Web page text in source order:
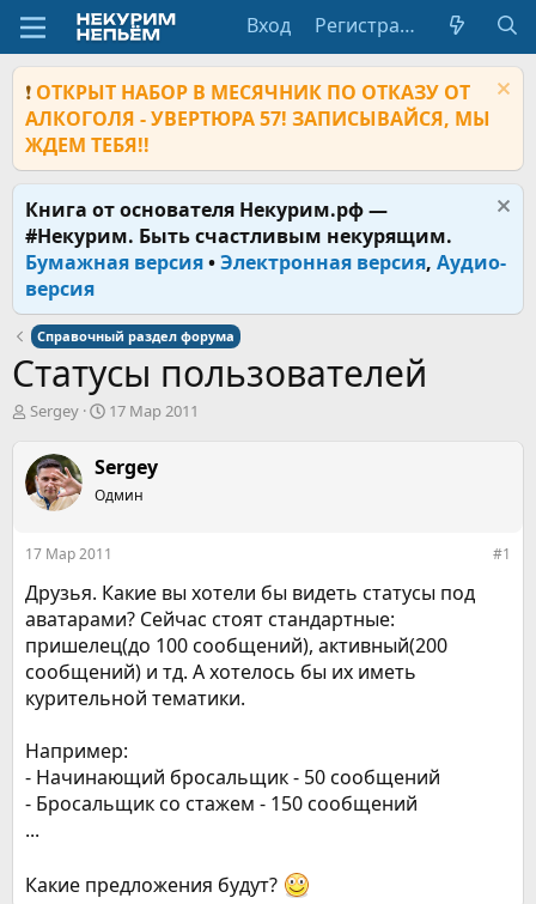
Вход Регистрация
❗ ОТКРЫТ НАБОР В МЕСЯЧНИК ПО ОТКАЗУ ОТ
АЛКОГОЛЯ - УВЕРТЮРА 57! ЗАПИСЫВАЙСЯ, МЫ
ЖДЕМ ТЕБЯ!!
Книга от основателя Некурим.рф —
#Некурим. Быть счастливым некурящим.
Бумажная версия•Электронная версия, Аудио-
версия
Справочный раздел форума
Статусы пользователей
А
о
р
м
ы
Sergey
Д
а
н
а
л
а
17 Мар 2011
Sergey
Одмин
17 Мар 2011 #1
Друзья. Какие вы хотели бы видеть статусы под
аватарами? Сейчас стоят стандартные:
пришелец(до 100 сообщений), активный(200
сообщений) и тд. А хотелось бы их иметь
курительной тематики.
Например:
- Начинающий бросальщик - 50 сообщений
- Бросальщик со стажем - 150 сообщений
...
Какие предложения будут?